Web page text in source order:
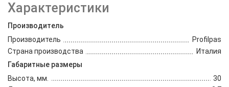
Характеристики
Производитель
Производитель
Profilpas
Страна производства
Италия
Габаритные размеры
Высота, мм.
30